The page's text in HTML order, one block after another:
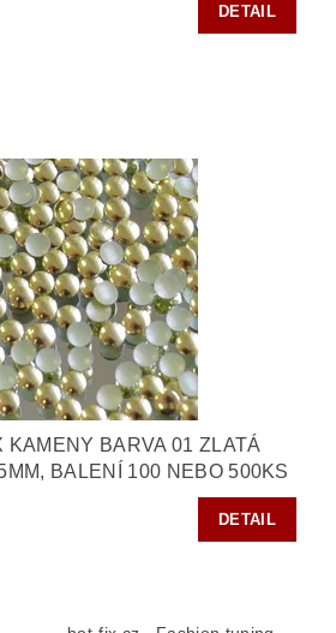
DETAIL
KAMENY BARVA 01 ZLATÁ
BALENÍ 100 NEBO 500KS
DETAIL